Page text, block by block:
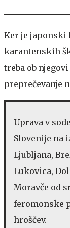
Ker je japonski
karantenskih
treba ob
preprečevanje
Uprava v
Slovenije na
Ljubljana,
Lukovica,
Moravče od
feromonske
hroščev.